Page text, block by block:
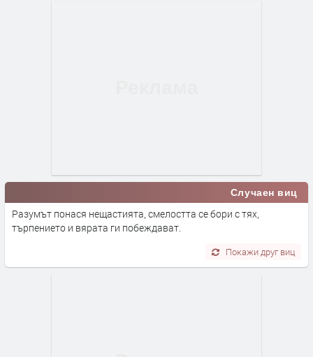
Случаен виц
Разумът понася нещастията, смелостта се бори с тях,
търпението и вярата ги побеждават.
Покажи друг виц